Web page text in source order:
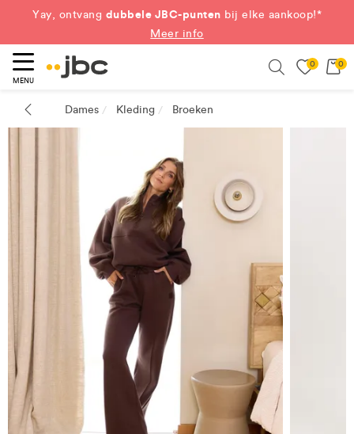
Yay, ontvang dubbele JBC-punten bij elke aankoop!*
Meer info
MENU
0 0
Dames / Kleding / Broeken